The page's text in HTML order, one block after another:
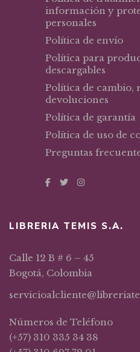
información y
personales
Política de envío
Política para
descargables
Política de cambio,
devoluciones
Política de garantía
Política de uso de
Preguntas
LIBRERIA TEMIS S.A.
Calle 12 B # 6 – 45
Bogotá, Colombia
Números de Teléfono
(+57) 310 335 34 38